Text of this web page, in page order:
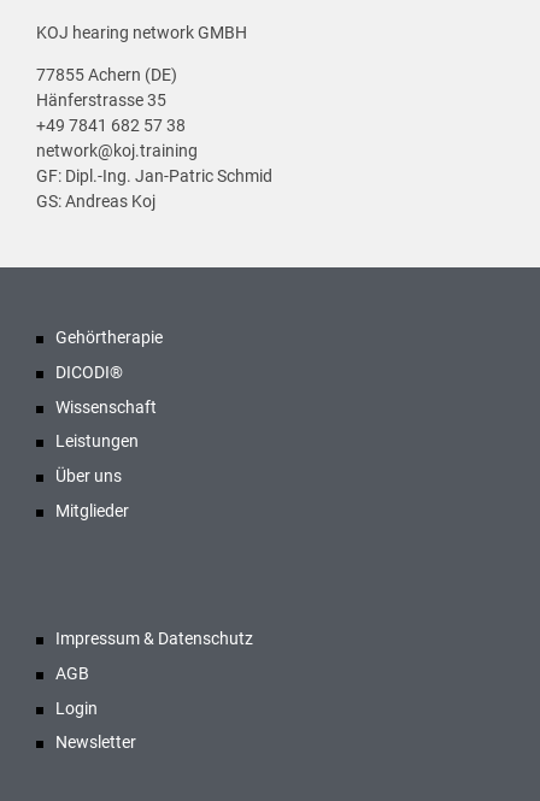
KOJ hearing network GMBH
77855 Achern (DE)
Hänferstrasse 35
+49 7841 682 57 38
network@koj.training
GF: Dipl.-Ing. Jan-Patric Schmid
GS: Andreas Koj
Gehörtherapie
DICODI®
Wissenschaft
Leistungen
Über uns
Mitglieder
Impressum & Datenschutz
AGB
Login
Newsletter